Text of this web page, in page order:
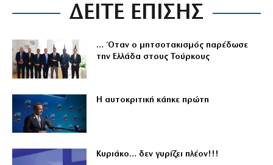
ΔΕΙΤΕ ΕΠΙΣΗΣ
… Όταν ο μητσοτακισμός παρέδωσε
την Ελλάδα στους Τούρκους
Η αυτοκριτική κάηκε πρώτη
Κυριάκο… δεν γυρίζει πλέον!!!